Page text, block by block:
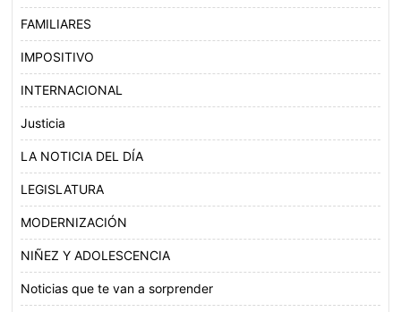
FAMILIARES
IMPOSITIVO
INTERNACIONAL
Justicia
LA NOTICIA DEL DÍA
LEGISLATURA
MODERNIZACIÓN
NIÑEZ Y ADOLESCENCIA
Noticias que te van a sorprender